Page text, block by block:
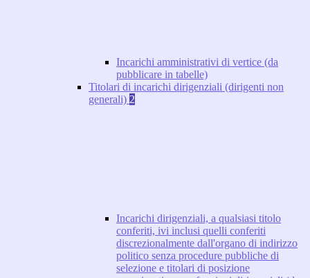
Incarichi amministrativi di vertice (da
pubblicare in tabelle)
Titolari di incarichi dirigenziali (dirigenti non
generali) 2
Incarichi dirigenziali, a qualsiasi titolo
conferiti, ivi inclusi quelli conferiti
discrezionalmente dall'organo di indirizzo
politico senza procedure pubbliche di
selezione e titolari di posizione